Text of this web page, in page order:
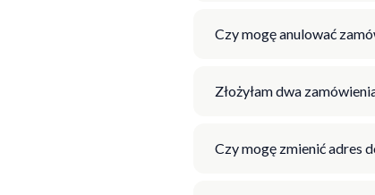
Czy mogę anulować
Złożyłam dwa
Czy mogę zmienić adres